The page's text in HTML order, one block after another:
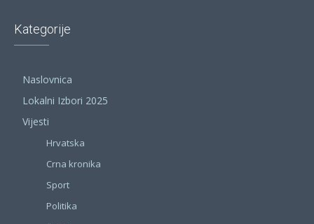
Kategorije
Naslovnica
Lokalni Izbori 2025
Vijesti
Hrvatska
Crna kronika
Sport
Politika